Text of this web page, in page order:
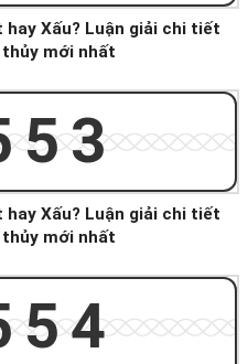
hay Xấu? Luận giải chi tiết
mới nhất
hay Xấu? Luận giải chi tiết
mới nhất